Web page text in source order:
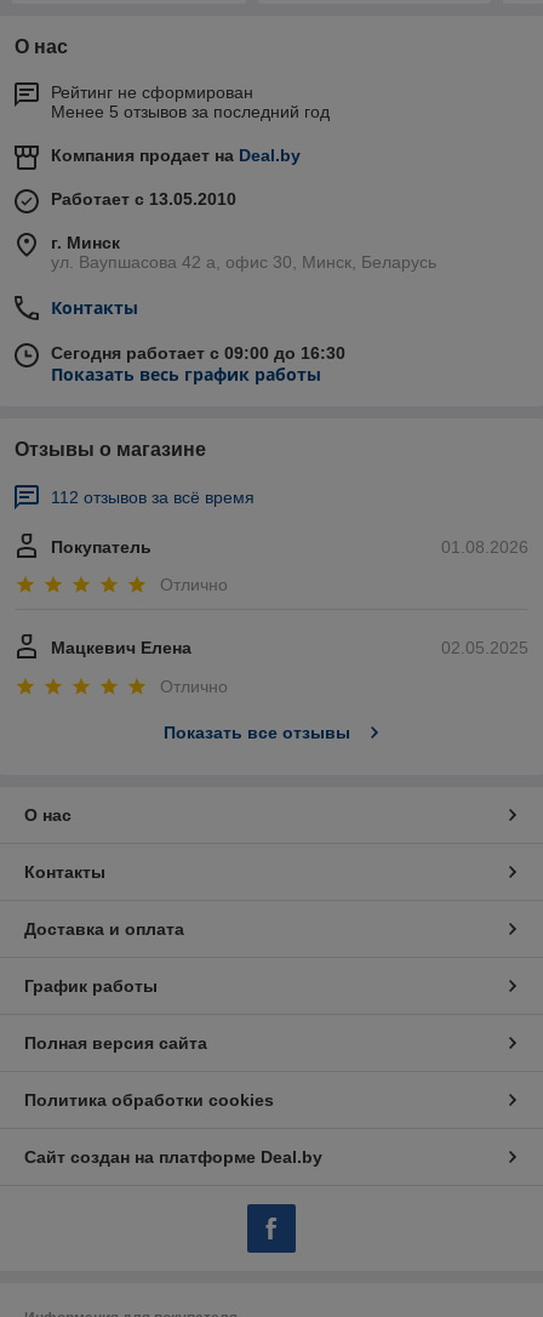
О нас
Рейтинг не сформирован
Менее 5 отзывов за последний год
Компания продает на Deal.by
Работает с 13.05.2010
г. Минск
ул. Ваупшасова 42 а, офис 30, Минск, Беларусь
Контакты
Сегодня работает с 09:00 до 16:30
Показать весь график работы
Отзывы о магазине
112 отзывов за всё время
01.08.2026
Покупатель
Отлично
02.05.2025
Мацкевич Елена
Отлично
Показать все отзывы
О нас
Контакты
Доставка и оплата
График работы
Полная версия сайта
Политика обработки cookies
Сайт создан на платформе Deal.by